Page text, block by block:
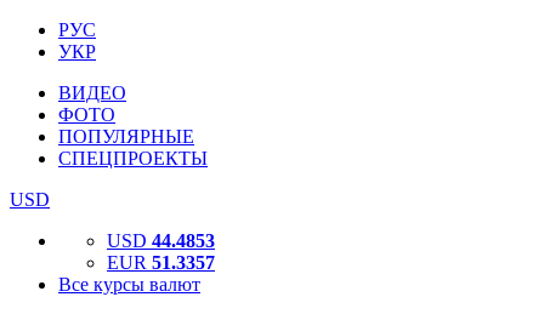
РУС
УКР
ВИДЕО
ФОТО
ПОПУЛЯРНЫЕ
СПЕЦПРОЕКТЫ
USD
USD 44.4853
EUR 51.3357
Все курсы валют